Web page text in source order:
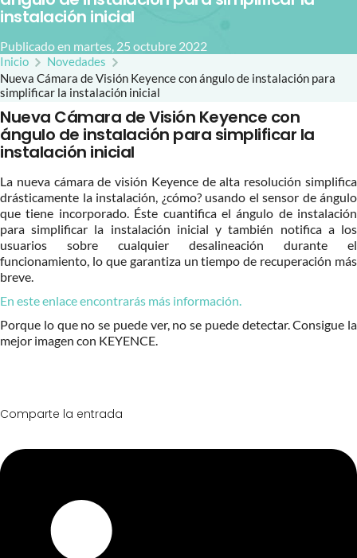
instalación inicial
Publicado en martes, 25 octubre 2022
Inicio
Novedades
Nueva Cámara de Visión Keyence con ángulo de instalación para
simplificar la instalación inicial
Nueva Cámara de Visión Keyence con
ángulo de instalación para simplificar la
instalación inicial
La nueva cámara de visión Keyence de alta resolución simplifica
drásticamente la instalación, ¿cómo? usando el sensor de ángulo
que tiene incorporado. Éste cuantifica el ángulo de instalación
para simplificar la instalación inicial y también notifica a los
usuarios sobre cualquier desalineación durante el
funcionamiento, lo que garantiza un tiempo de recuperación más
breve.
En este enlace encontrarás más información.
Porque lo que no se puede ver, no se puede detectar. Consigue la
mejor imagen con KEYENCE.
Comparte la entrada